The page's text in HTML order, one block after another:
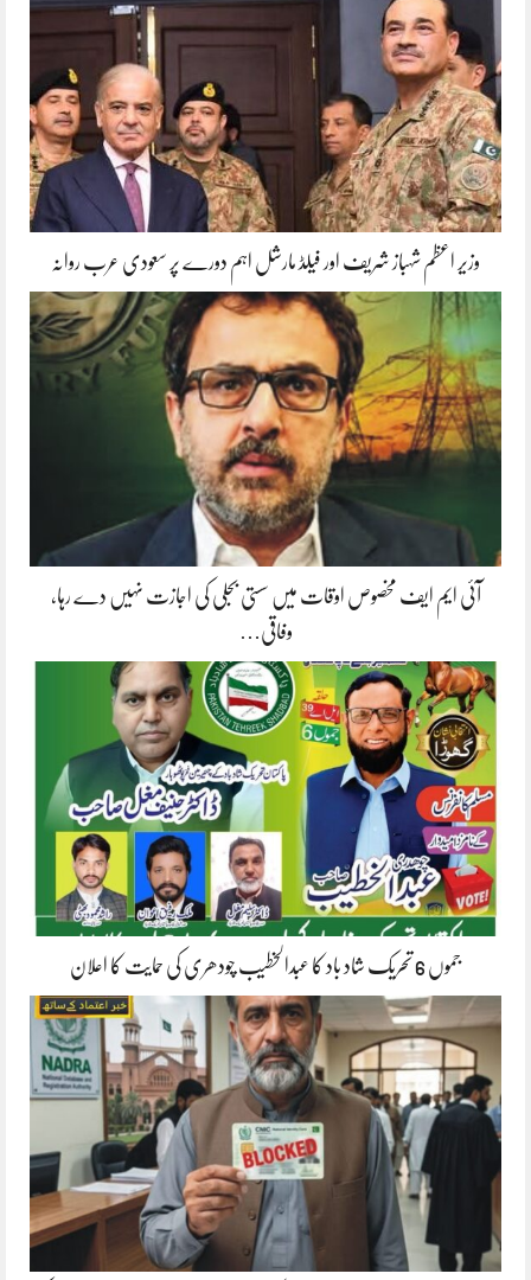
وزیر اعظم شہباز شریف اور فیلڈ مارشل اہم دورے پر سعودی عرب روانہ
آئی ایم ایف مخصوص اوقات میں سستی بجلی کی اجازت نہیں دے رہا،
وفاقی…
جموں 6 تحریک شاد باد کا عبدالخطیب چودھری کی حمایت کا اعلان